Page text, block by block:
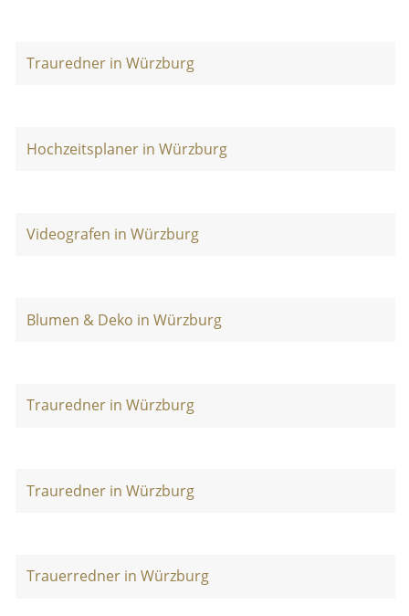
Trauredner in Würzburg
Hochzeitsplaner in Würzburg
Videografen in Würzburg
Blumen & Deko in Würzburg
Trauredner in Würzburg
Trauredner in Würzburg
Trauerredner in Würzburg